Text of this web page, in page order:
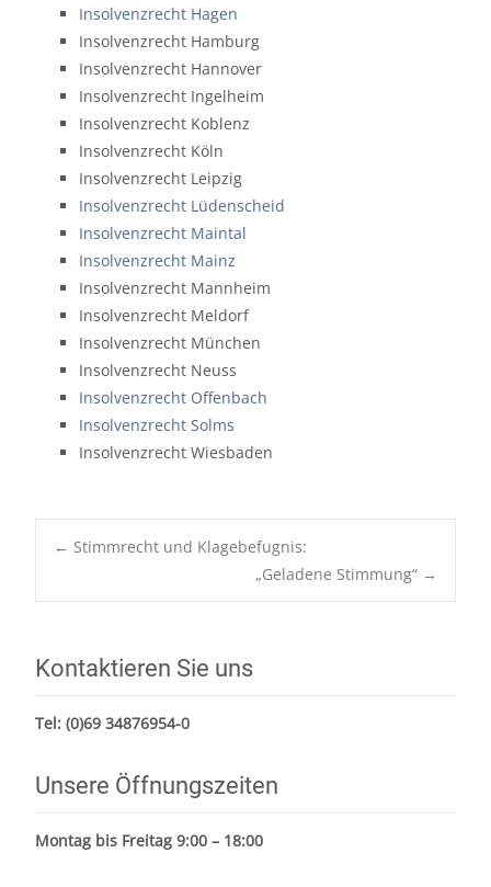
Insolvenzrecht Hagen
Insolvenzrecht Hamburg
Insolvenzrecht Hannover
Insolvenzrecht Ingelheim
Insolvenzrecht Koblenz
Insolvenzrecht Köln
Insolvenzrecht Leipzig
Insolvenzrecht Lüdenscheid
Insolvenzrecht Maintal
Insolvenzrecht Mainz
Insolvenzrecht Mannheim
Insolvenzrecht Meldorf
Insolvenzrecht München
Insolvenzrecht Neuss
Insolvenzrecht Offenbach
Insolvenzrecht Solms
Insolvenzrecht Wiesbaden
Post
← Stimmrecht und Klagebefugnis:
„Geladene Stimmung“ →
Kontaktieren Sie uns
Tel: (0)69 34876954-0
Unsere Öffnungszeiten
Montag bis Freitag 9:00 – 18:00